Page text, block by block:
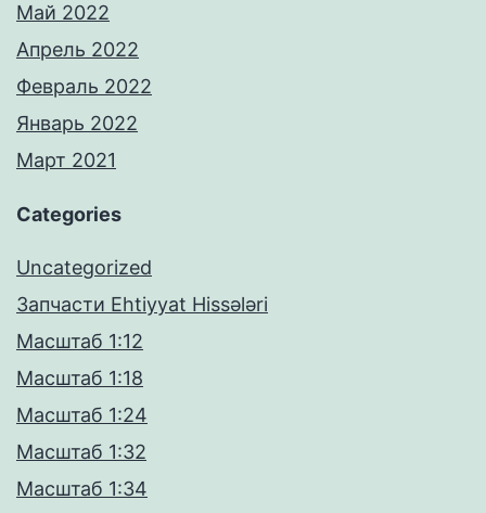
Май 2022
Апрель 2022
Февраль 2022
Январь 2022
Март 2021
Categories
Uncategorized
Запчасти Ehtiyyat Hissələri
Масштаб 1:12
Масштаб 1:18
Масштаб 1:24
Масштаб 1:32
Масштаб 1:34